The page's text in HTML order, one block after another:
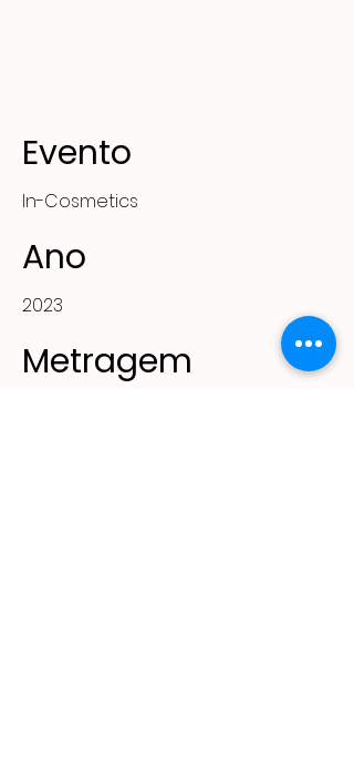
Evento
In-Cosmetics
Ano
2023
Metragem